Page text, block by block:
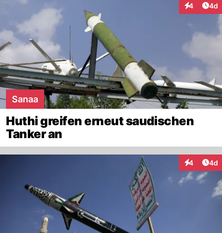
4 4d
Sanaa
Huthi greifen erneut saudischen
Tanker an
4 4d